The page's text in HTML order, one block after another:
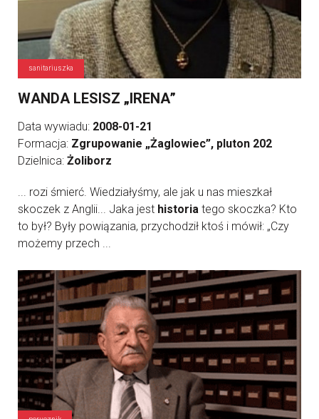
sanitariuszka
WANDA LESISZ „IRENA”
Data wywiadu: 2008-01-21
Formacja: Zgrupowanie „Żaglowiec”, pluton 202
Dzielnica: Żoliborz
... rozi śmierć. Wiedziałyśmy, ale jak u nas mieszkał
skoczek z Anglii... Jaka jest historia tego skoczka? Kto
to był? Były powiązania, przychodził ktoś i mówił: „Czy
możemy przech ...